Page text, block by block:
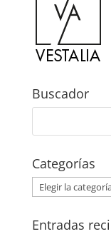
Buscador
Categorías
Categorías
Entradas